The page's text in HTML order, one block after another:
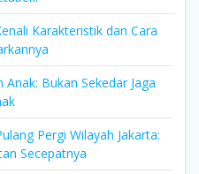
Karakteristik dan Cara
Bukan Sekedar Jaga
Pergi Wilayah Jakarta:
Secepatnya